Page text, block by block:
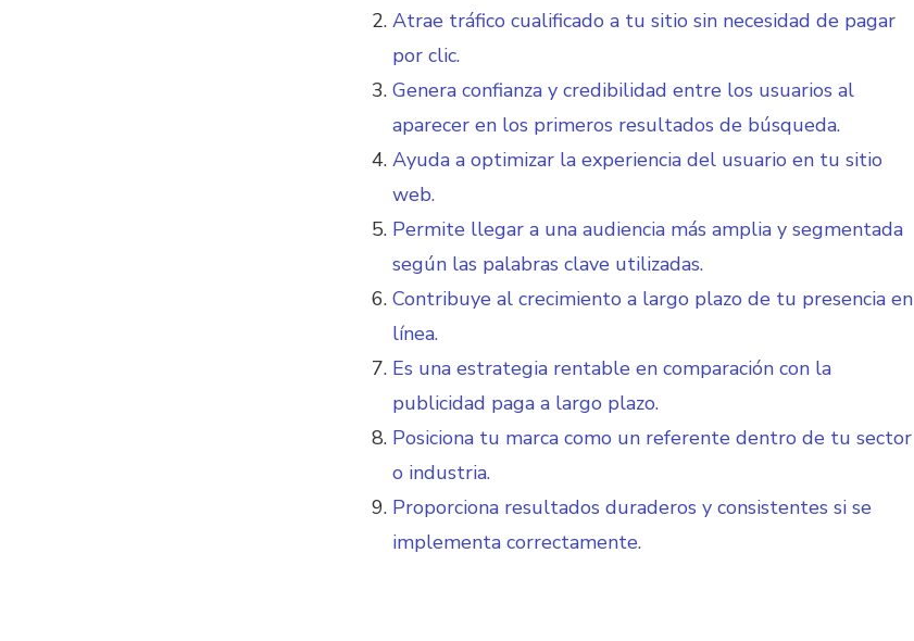
Atrae tráfico cualificado a tu sitio sin necesidad de pagar
por clic.
Genera confianza y credibilidad entre los usuarios al
aparecer en los primeros resultados de búsqueda.
Ayuda a optimizar la experiencia del usuario en tu sitio
web.
Permite llegar a una audiencia más amplia y segmentada
según las palabras clave utilizadas.
Contribuye al crecimiento a largo plazo de tu presencia en
línea.
Es una estrategia rentable en comparación con la
publicidad paga a largo plazo.
Posiciona tu marca como un referente dentro de tu sector
o industria.
Proporciona resultados duraderos y consistentes si se
implementa correctamente.